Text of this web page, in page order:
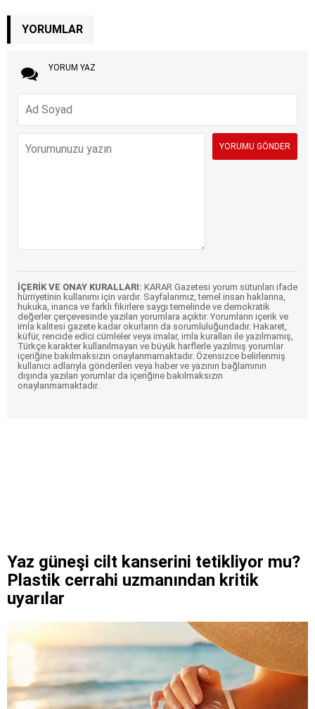
YORUMLAR
YORUM YAZ
İÇERİK VE ONAY KURALLARI: KARAR Gazetesi yorum sütunları ifade
hürriyetinin kullanımı için vardır. Sayfalarımız, temel insan haklarına,
hukuka, inanca ve farklı fikirlere saygı temelinde ve demokratik
değerler çerçevesinde yazılan yorumlara açıktır. Yorumların içerik ve
imla kalitesi gazete kadar okurların da sorumluluğundadır. Hakaret,
küfür, rencide edici cümleler veya imalar, imla kuralları ile yazılmamış,
Türkçe karakter kullanılmayan ve büyük harflerle yazılmış yorumlar
içeriğine bakılmaksızın onaylanmamaktadır. Özensizce belirlenmiş
kullanıcı adlarıyla gönderilen veya haber ve yazının bağlamının
dışında yazılan yorumlar da içeriğine bakılmaksızın
onaylanmamaktadır.
Yaz güneşi cilt kanserini tetikliyor mu?
Plastik cerrahi uzmanından kritik
uyarılar